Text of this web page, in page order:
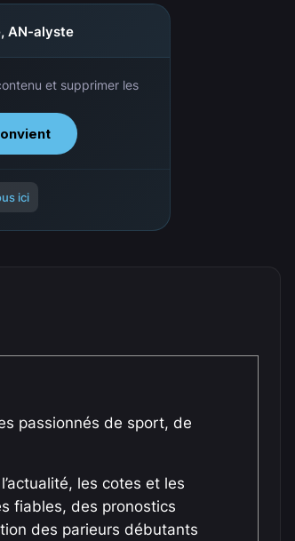
AN-alyste
et supprimer les
ici
passionnés de sport, de
les cotes et les
fiables, des pronostics
des parieurs débutants